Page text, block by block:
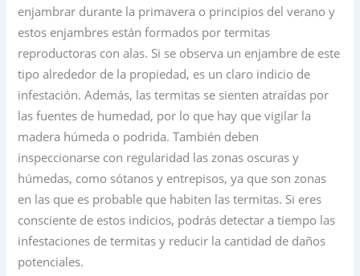
enjambrar durante la primavera o principios del verano y
estos enjambres están formados por termitas
reproductoras con alas. Si se observa un enjambre de este
tipo alrededor de la propiedad, es un claro indicio de
infestación. Además, las termitas se sienten atraídas por
las fuentes de humedad, por lo que hay que vigilar la
madera húmeda o podrida. También deben
inspeccionarse con regularidad las zonas oscuras y
húmedas, como sótanos y entrepisos, ya que son zonas
en las que es probable que habiten las termitas. Si eres
consciente de estos indicios, podrás detectar a tiempo las
infestaciones de termitas y reducir la cantidad de daños
potenciales.